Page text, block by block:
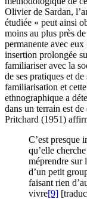
Olivier de Sardan,
étudiée « peut ainsi
moins au plus près
permanente avec
insertion prolongée
familiariser avec la
de ses pratiques et
familiarisation et
ethnographique a
dans un terrain est
Pritchard (1951)
C’est presque
qu’elle
méprendre sur
d’un petit
faisant rien
vivre[9]